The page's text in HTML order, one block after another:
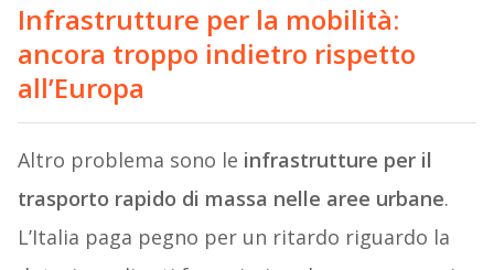
Infrastrutture per la mobilità:
ancora troppo indietro rispetto
all’Europa
Altro problema sono le infrastrutture per il
trasporto rapido di massa nelle aree urbane.
L’Italia paga pegno per un ritardo riguardo la